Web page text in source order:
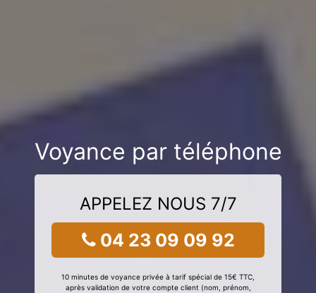
Voyance par téléphone
APPELEZ NOUS 7/7
04 23 09 09 92
10 minutes de voyance privée à tarif spécial de 15€ TTC,
après validation de votre compte client (nom, prénom,